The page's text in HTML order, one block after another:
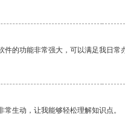
的功能非常强大，可以满足我日常
生动，让我能够轻松理解知识点。